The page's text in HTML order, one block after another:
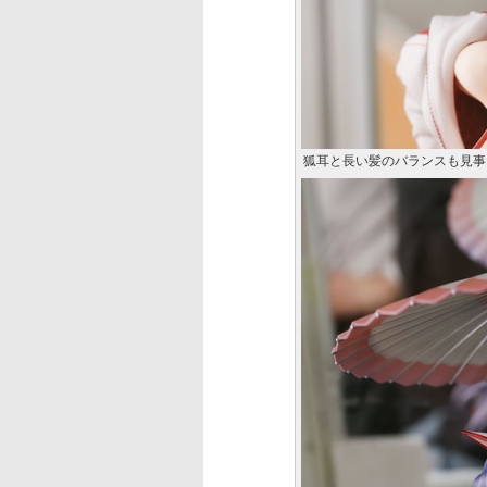
狐耳と長い髪のバランスも見